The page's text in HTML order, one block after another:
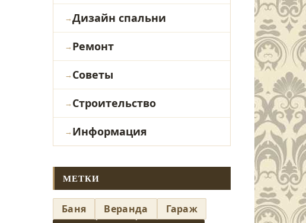
Дизайн спальни
Ремонт
Советы
Строительство
Информация
МЕТКИ
Баня Веранда
Гараж